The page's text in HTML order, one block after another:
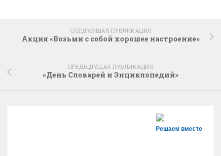
СЛЕДУЮЩАЯ ПУБЛИКАЦИЯ
Акция «Возьми с собой хорошее настроение»
ПРЕДЫДУЩАЯ ПУБЛИКАЦИЯ
«День Словарей и Энциклопедий»
Решаем вместе